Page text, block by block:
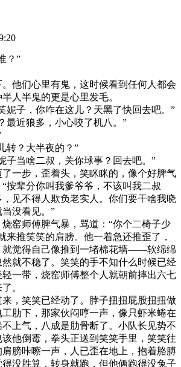
？”
他们心里有鬼，这时候看到任何人都会
人半鬼的更是心里发毛。
妮子，你咋在这儿？天黑了快回去吧。”
最近狼多，小心咬了机八。”
转？大半夜的？”
子当啥二叔，关你球事？回去吧。”
一步，歪着头，笑眯眯的，像个好脾气
按辈分你叫我爹爷爷，不该叫我二叔
见不得人欺负老实人。你们要干啥我晓
没看见。”
窑师傅脾气暴，骂道：“你个二椅子少
来推笑笑的肩膀。他一着急还推歪了，
就觉得自己像推到一堵棉花墙——软绵绵
就不稳了。笑笑的手不知什么时候已经
一带，烧窑师傅整个人就朝前摔出六七
。
，笑笑已经动了。脖子扭扭屁股扭扭做
肋下，那家伙闷哼一声，像只虾米蜷在
上气，八成是肋骨断了。小队长见势不
他倒霉，拳头正送到笑笑手里，笑笑往
膀咔嚓一声，人已歪在地上，抱着胳膊
没胜算，转身就跑，但他俩跑得没兔子